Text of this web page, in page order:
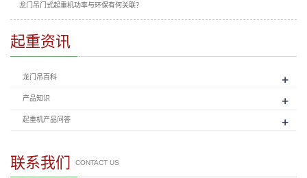
龙门吊门式起重机功率与环保有何关联？
起重资讯
龙门吊百科 +
产品知识 +
起重机产品问答 +
联系我们 CONTACT US